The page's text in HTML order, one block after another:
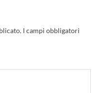
I campi obbligatori